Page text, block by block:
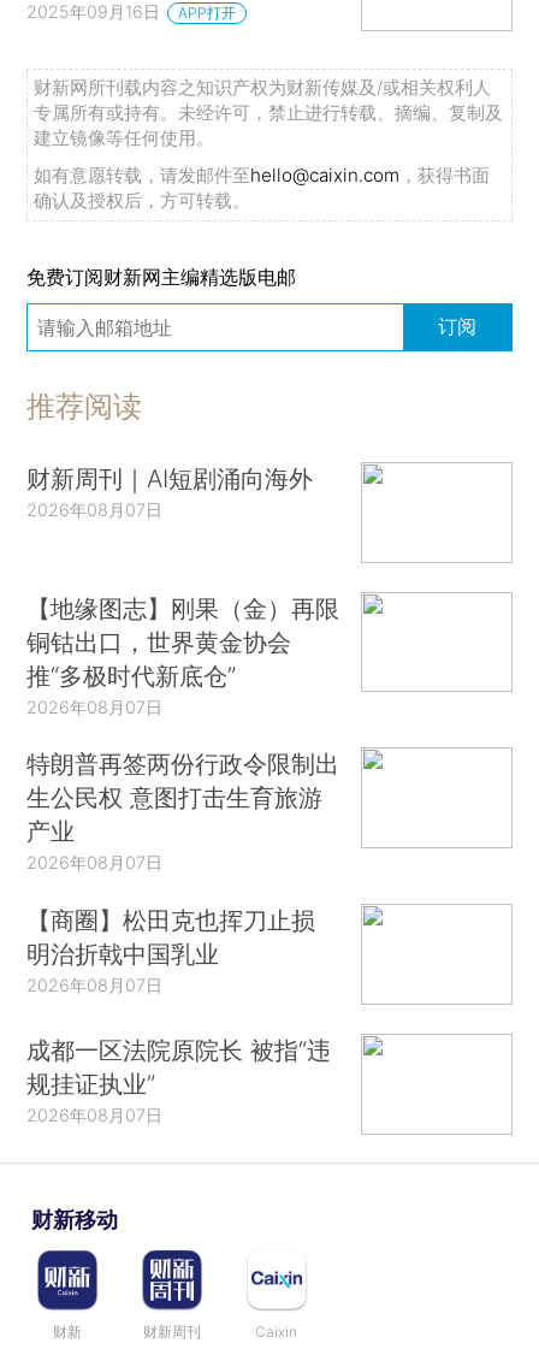
2025年09月16日 APP打开
财新网所刊载内容之知识产权为财新传媒及/或相关权利人
专属所有或持有。未经许可，禁止进行转载、摘编、复制及
建立镜像等任何使用。
如有意愿转载，请发邮件至hello@caixin.com ，获得书面
确认及授权后，方可转载。
免费订阅财新网主编精选版电邮
订阅
推荐阅读
财新周刊｜AI短剧涌向海外
2026年08月07日
【地缘图志】刚果（金）再限
铜钴出口，世界黄金协会
推“多极时代新底仓”
2026年08月07日
特朗普再签两份行政令限制出
生公民权 意图打击生育旅游
产业
2026年08月07日
【商圈】松田克也挥刀止损
明治折戟中国乳业
2026年08月07日
成都一区法院原院长 被指“违
规挂证执业”
2026年08月07日
财新移动
财新 财新周刊 Caixin